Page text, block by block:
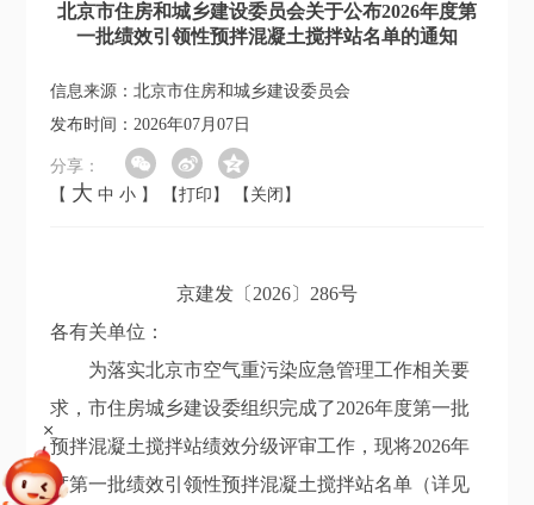
北京市住房和城乡建设委员会关于公布2026年度第
一批绩效引领性预拌混凝土搅拌站名单的通知
信息来源：北京市住房和城乡建设委员会
发布时间：2026年07月07日
分享：
【 大 中 小 】 【打印】 【关闭】
京建发〔2026〕286号
各有关单位：
为落实北京市空气重污染应急管理工作相关要
求 ，市住房城乡建设委组织完成了2026年度第一批
预拌混凝土搅拌站绩效分级评审工作，现将2026年
度第一批绩效引领性预拌混凝土搅拌站名单 （详见
+